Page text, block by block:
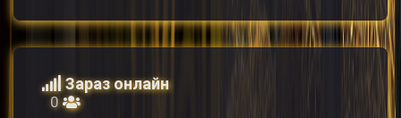
Зараз онлайн
0